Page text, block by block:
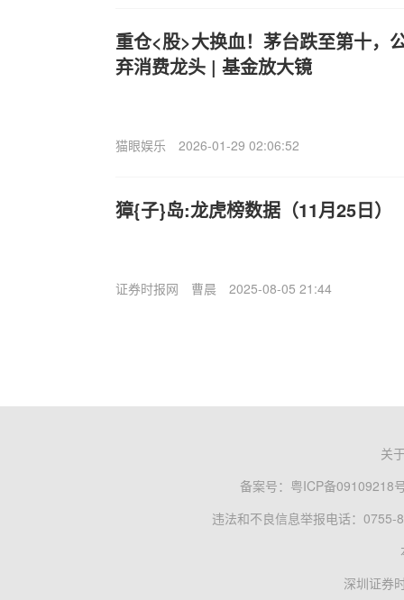
重仓<股>大换血！茅台跌至第十，
弃消费龙头 | 基金放大镜
猫眼娱乐 2026-01-29 02:06:52
獐{子}岛:龙虎榜数据（11月25日）
证券时报网 曹晨 2025-08-05 21:44
关
备案号： 粤ICP备09109218
违法和不良信息举报电话：0755-
深圳证券